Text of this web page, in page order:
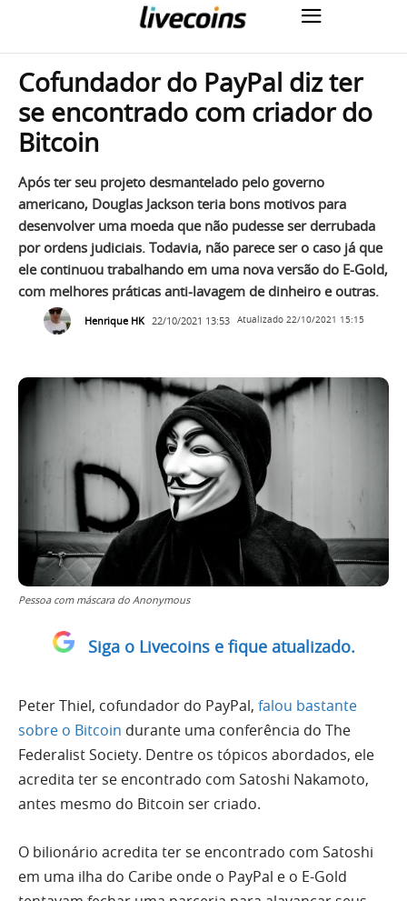
Cofundador do PayPal diz ter
se encontrado com criador do
Bitcoin
Após ter seu projeto desmantelado pelo governo
americano, Douglas Jackson teria bons motivos para
desenvolver uma moeda que não pudesse ser derrubada
por ordens judiciais. Todavia, não parece ser o caso já que
ele continuou trabalhando em uma nova versão do E-Gold,
com melhores práticas anti-lavagem de dinheiro e outras.
Henrique HK 22/10/2021 13:53 Atualizado 22/10/2021 15:15
Pessoa com máscara do Anonymous
Siga o Livecoins e fique atualizado.
Peter Thiel, cofundador do PayPal, falou bastante
sobre o Bitcoin durante uma conferência do The
Federalist Society. Dentre os tópicos abordados, ele
acredita ter se encontrado com Satoshi Nakamoto,
antes mesmo do Bitcoin ser criado.
O bilionário acredita ter se encontrado com Satoshi
em uma ilha do Caribe onde o PayPal e o E-Gold